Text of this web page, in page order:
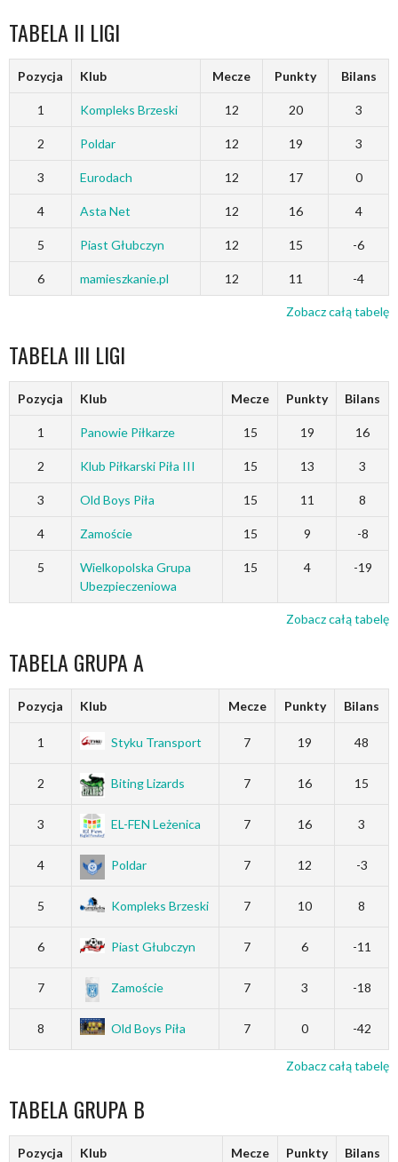
TABELA II LIGI
Pozycja Klub Mecze Punkty Bilans
1 Kompleks Brzeski 12 20 3
2 Poldar 12 19 3
3 Eurodach 12 17 0
4 Asta Net 12 16 4
5 Piast Głubczyn 12 15 -6
6 mamieszkanie.pl 12 11 -4
Zobacz całą tabelę
TABELA III LIGI
Pozycja Klub Mecze Punkty Bilans
1 Panowie Piłkarze 15 19 16
2 Klub Piłkarski Piła III 15 13 3
3 Old Boys Piła 15 11 8
4 Zamoście 15 9 -8
5
Wielkopolska Grupa
Ubezpieczeniowa
15 4 -19
Zobacz całą tabelę
TABELA GRUPA A
Pozycja Klub Mecze Punkty Bilans
1 Styku Transport 7 19 48
2 Biting Lizards 7 16 15
3 EL-FEN Leżenica 7 16 3
4 Poldar 7 12 -3
5 Kompleks Brzeski 7 10 8
6 Piast Głubczyn 7 6 -11
7 Zamoście 7 3 -18
8 Old Boys Piła 7 0 -42
Zobacz całą tabelę
TABELA GRUPA B
Pozycja Klub Mecze Punkty Bilans